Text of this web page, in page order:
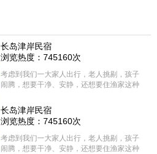
长岛津岸民宿
浏览热度：745160次
考虑到我们一大家人出行，老人挑剔，孩子
闹腾，想要干净、安静，还想要住渔家这种
选择津岸民宿，实际体验客房很干净，饭菜
方面家里老人也很满意，整体饭菜给搭配的
很好，每顿饭也不重样的，海鲜确实是非常
的新鲜呢，另外值得一提的是，他家的海菜
包子非常好吃。 其实长岛可选的酒店、民宿
长岛津岸民宿
浏览热度：745160次
考虑到我们一大家人出行，老人挑剔，孩子
闹腾，想要干净、安静，还想要住渔家这种